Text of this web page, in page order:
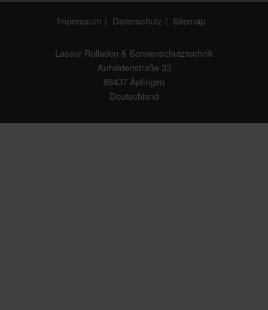
Impressum Datenschutz Sitemap
Lasser Rolladen & Sonnenschutztechnik
Auhaldenstraße 33
88437 Äpfingen
Deutschland